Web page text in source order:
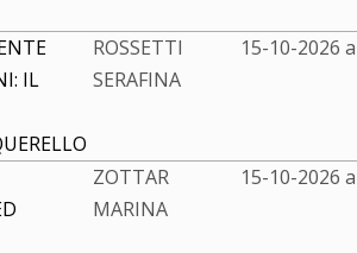
IL
ROSSETTI
SERAFINA
15-10-2026
ZOTTAR
MARINA
15-10-2026